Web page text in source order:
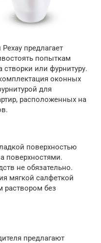
предлагает
попыткам
створки или фурнитуру.
оконных
для
расположенных на
поверхностью
поверхностями.
не обязательно.
мягкой салфеткой
без
предлагают